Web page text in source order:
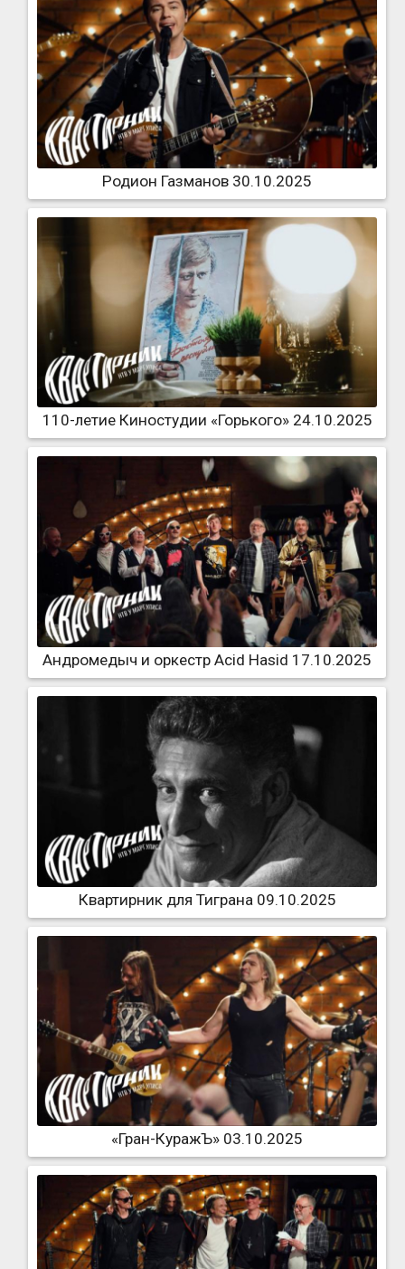
Родион Газманов 30.10.2025
110-летие Киностудии «Горького» 24.10.2025
Андромедыч и оркестр Acid Hasid 17.10.2025
Квартирник для Тиграна 09.10.2025
«Гран-КуражЪ» 03.10.2025